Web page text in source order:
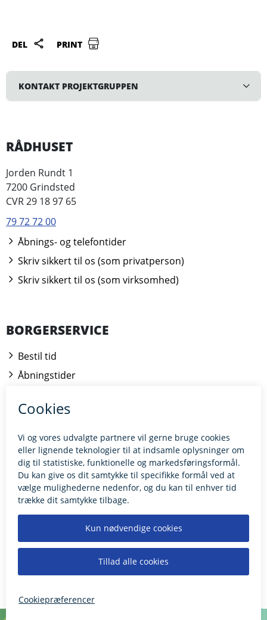
DEL PRINT
KONTAKT PROJEKTGRUPPEN
RÅDHUSET
Jorden Rundt 1
7200 Grindsted
CVR 29 18 97 65
79 72 72 00
Åbnings- og telefontider
Skriv sikkert til os (som privatperson)
Skriv sikkert til os (som virksomhed)
BORGERSERVICE
Bestil tid
Åbningstider
Kontakt borgerrådgiveren
BILLUND.DK
Tilgængelighedserklæring
Giv feedback til hjemmesiden